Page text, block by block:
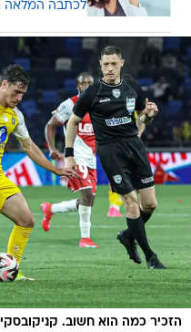
לכתבה המלאה
הזכיר כמה הוא חשוב. קניקובסקי